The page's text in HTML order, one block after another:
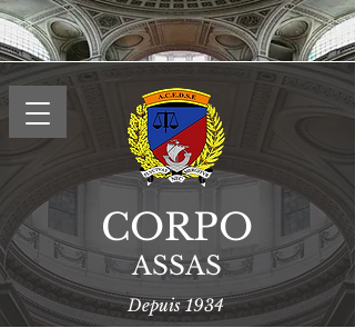
ASSAS
CORPO
Depuis 1934